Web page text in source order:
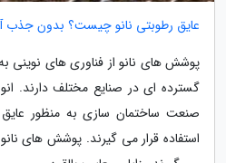
عایق رطوبتی نانو چیست؟ بدون جذب
پوشش های نانو از فناوری های نوینی
گسترده ای در صنایع مختلف دارند.
صنعت ساختمان سازی به منظور
استفاده قرار می گیرند. پوشش های